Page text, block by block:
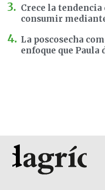
Crece la
consumir
La poscosecha
enfoque que Paula